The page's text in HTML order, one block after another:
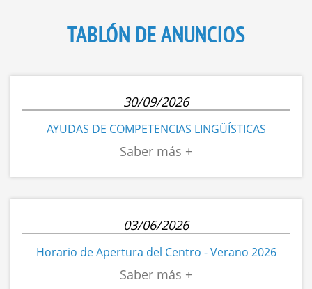
TABLÓN DE ANUNCIOS
30/09/2026
AYUDAS DE COMPETENCIAS LINGÜÍSTICAS
03/06/2026
Horario de Apertura del Centro - Verano 2026